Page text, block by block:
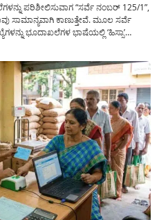
ಪರಿಶೀಲಿಸುವಾಗ “ಸರ್ವೆ ನಂಬರ್ 125/1”,
ಸಾಮಾನ್ಯ​ವಾಗಿ ಕಾಣುತ್ತೇವೆ. ಮೂಲ ಸರ್ವೆ
ಭೂದಾಖಲೆಗಳ ಭಾಷೆಯಲ್ಲಿ ‘ಹಿಸ್ಸಾ’